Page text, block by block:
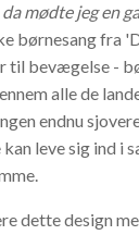
mødte jeg en
børnesang fra
til bevægelse -
alle de
endnu
leve sig ind i
dette design